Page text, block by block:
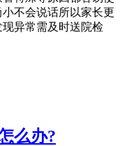
不会说话所以家长更
异常需及时送院检
么办?